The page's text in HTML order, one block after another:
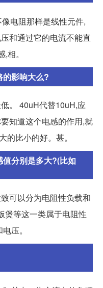
电阻那样是线性元件,
和通过它的电流不能直
相。
的影响大么?
。 40uH代替10uH,应
知道这个电感的作用,就
的比小的好。甚。
分别是多大?(比如
可以分为电阻性负载和
煲等这一类属于电阻性
压。